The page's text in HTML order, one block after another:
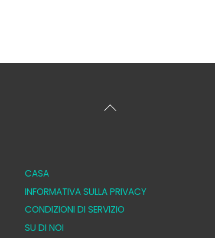
Torna
CASA
INFORMATIVA SULLA PRIVACY
CONDIZIONI DI SERVIZIO
SU DI NOI